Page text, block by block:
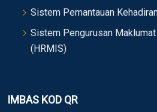
Sistem Pemantauan
Sistem Pengurusan
(HRMIS)
IMBAS KOD QR